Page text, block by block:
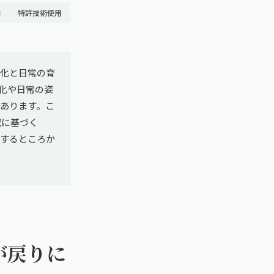
特許技術使用
と日常の育
や日常の姿
ります。こ
基づく
るところか
りに